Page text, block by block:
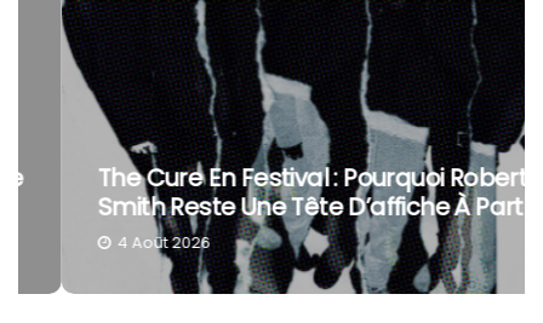
The Cure En Festival : Pourquoi Robert
Smith Reste Une Tête D’affiche À Part
4 Août 2026